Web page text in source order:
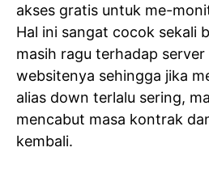
akses gratis untuk me-
Hal ini sangat cocok sekali
masih ragu terhadap
websitenya sehingga jika
alias down terlalu sering,
mencabut masa kontrak
kembali.